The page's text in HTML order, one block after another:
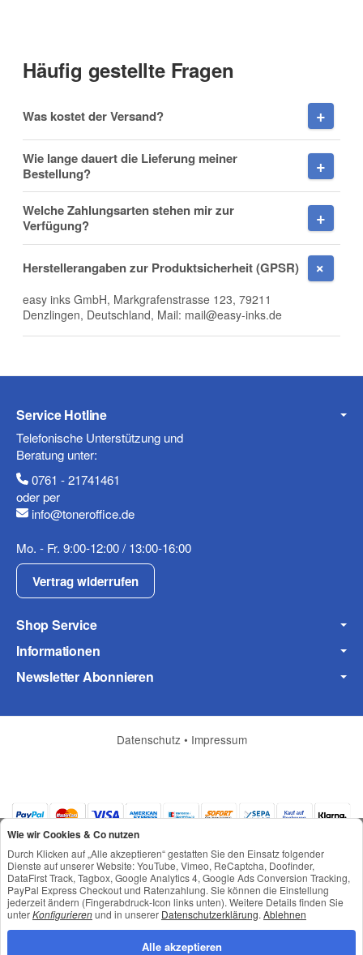
Nachname
Firma
Telefon
Mobiltelefon
Fax
Häufig gestellte Fragen
Was kostet der Versand?
Wie lange dauert die Lieferung meiner
Bestellung?
Welche Zahlungsarten stehen mir zur
Verfügung?
Herstellerangaben zur Produktsicherheit (GPSR)
easy inks GmbH, Markgrafenstrasse 123, 79211
Denzlingen, Deutschland, Mail: mail@easy-inks.de
Service Hotline
Telefonische Unterstützung und
Beratung unter:
0761 - 21741461
oder per
info@toneroffice.de
Mo. - Fr. 9:00-12:00 / 13:00-16:00
Vertrag widerrufen
Shop Service
Informationen
Newsletter Abonnieren
Datenschutz • Impressum
*Alle Preise inkl. gesetzlicher USt., zzgl.Versand
© © Toneroffice.de
Powered by
JTL-Shop
Wie wir Cookies & Co nutzen
Durch Klicken auf „Alle akzeptieren“ gestatten Sie den Einsatz folgender
Dienste auf unserer Website: YouTube, Vimeo, ReCaptcha, Doofinder,
DataFirst Track, Tagbox, Google Analytics 4, Google Ads Conversion Tracking,
PayPal Express Checkout und Ratenzahlung. Sie können die Einstellung
jederzeit ändern (Fingerabdruck-Icon links unten). Weitere Details finden Sie
unterKonfigurierenund in unserer Datenschutzerklärung. Ablehnen
Alle akzeptieren